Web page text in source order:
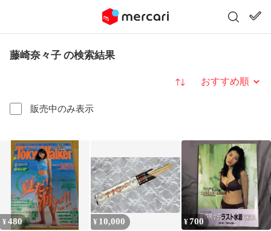
藤崎奈々子 の検索結果
販売中のみ表示
並び替え
¥480 ¥ 10,000 ¥700